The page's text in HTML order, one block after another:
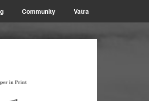
Community Vatra